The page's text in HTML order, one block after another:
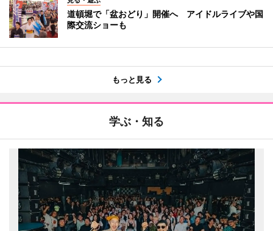
道頓堀で「盆おどり」開催へ アイドルライブや国
際交流ショーも
もっと見る
学ぶ・知る